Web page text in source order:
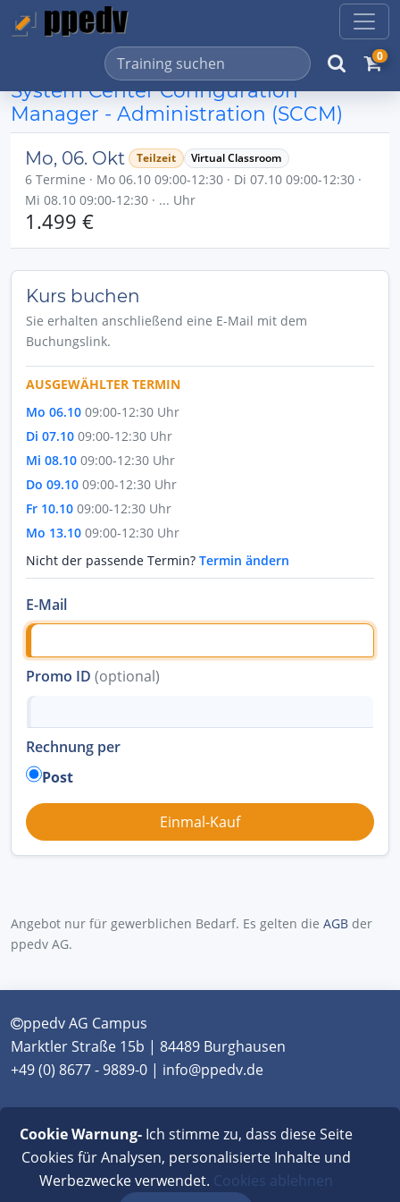
0
System Center Configuration
Manager - Administration (SCCM)
Mo, 06. Okt Teilzeit Virtual Classroom
6 Termine · Mo 06.10 09:00-12:30 · Di 07.10 09:00-12:30 ·
Mi 08.10 09:00-12:30 · ... Uhr
1.499 €
Kurs buchen
Sie erhalten anschließend eine E-Mail mit dem
Buchungslink.
AUSGEWÄHLTER TERMIN
Mo 06.10 09:00-12:30 Uhr
Di 07.10 09:00-12:30 Uhr
Mi 08.10 09:00-12:30 Uhr
Do 09.10 09:00-12:30 Uhr
Fr 10.10 09:00-12:30 Uhr
Mo 13.10 09:00-12:30 Uhr
Nicht der passende Termin? Termin ändern
E-Mail
Promo ID (optional)
Rechnung per
Post
Angebot nur für gewerblichen Bedarf. Es gelten die AGB der
ppedv AG.
ppedv AG Campus
Marktler Straße 15b | 84489 Burghausen
+49 (0) 8677 - 9889-0 | info@ppedv.de
Classroom
|Impressum|Datenschutz|FAQ
Cookie Warnung-Ich stimme zu, dass diese Seite
Cookies für Analysen, personalisierte Inhalte und
Werbezwecke verwendet. Cookies ablehnen